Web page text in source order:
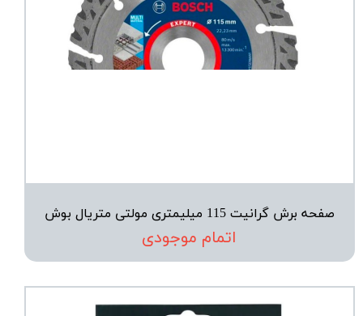
صفحه برش گرانیت 115 میلیمتری مولتی متریال بوش
اتمام موجودی